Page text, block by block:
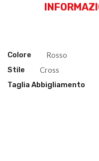
Colore
Rosso
Stile
Cross
Taglia Abbigliamento